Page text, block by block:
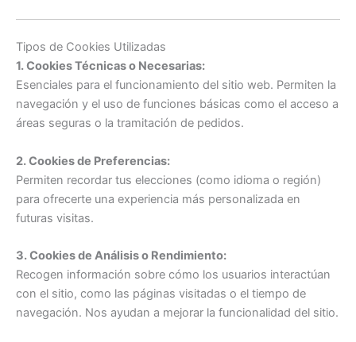
Tipos de Cookies Utilizadas
1. Cookies Técnicas o Necesarias:
Esenciales para el funcionamiento del sitio web. Permiten la
navegación y el uso de funciones básicas como el acceso a
áreas seguras o la tramitación de pedidos.
2. Cookies de Preferencias:
Permiten recordar tus elecciones (como idioma o región)
para ofrecerte una experiencia más personalizada en
futuras visitas.
3. Cookies de Análisis o Rendimiento:
Recogen información sobre cómo los usuarios interactúan
con el sitio, como las páginas visitadas o el tiempo de
navegación. Nos ayudan a mejorar la funcionalidad del sitio.